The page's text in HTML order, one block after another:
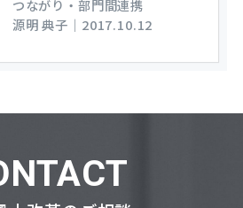
つながり・部門間連携
源明 典子 ｜ 2017.10.12